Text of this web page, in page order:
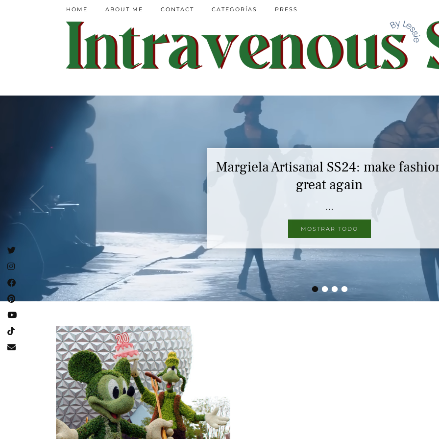
HOME ABOUT ME CONTACT CATEGORÍAS PRESS
••••
Margiela Artisanal SS24: make
great again
…
MOSTRAR TODO